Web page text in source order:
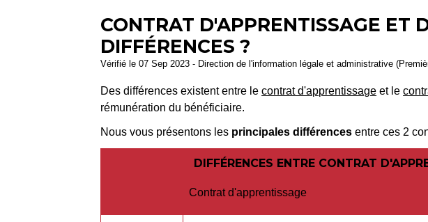
CONTRAT D'APPRENTISSAGE ET
DIFFÉRENCES ?
Vérifié le 07 Sep 2023 - Direction de l'information légale et administrative
Des différences existent entre lecontrat d'apprentissage et le
rémunération du bénéficiaire.
Nous vous présentons les principales différences entre ces 2
DIFFÉRENCES ENTRE CONTRAT
Contrat d'apprentissage